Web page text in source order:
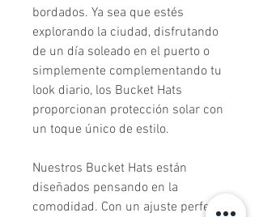
bordados. Ya sea que estés
explorando la ciudad, disfrutando
de un día soleado en el puerto o
simplemente complementando tu
look diario, los Bucket Hats
proporcionan protección solar con
un toque único de estilo.
Nuestros Bucket Hats están
diseñados pensando en la
comodidad. Con un ajuste perfecto